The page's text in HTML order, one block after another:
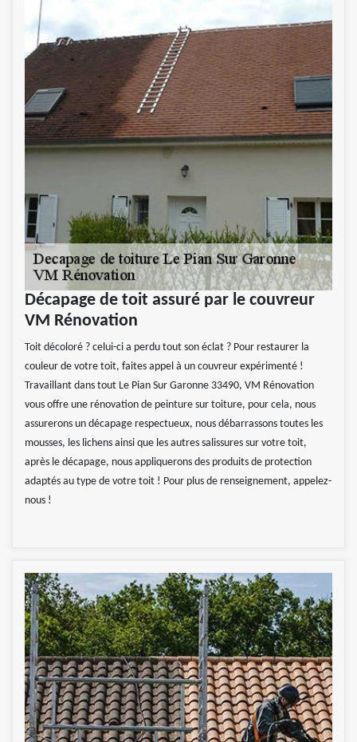
Décapage de toit assuré par le couvreur
VM Rénovation
Toit décoloré ? celui-ci a perdu tout son éclat ? Pour restaurer la
couleur de votre toit, faites appel à un couvreur expérimenté !
Travaillant dans tout Le Pian Sur Garonne 33490, VM Rénovation
vous offre une rénovation de peinture sur toiture, pour cela, nous
assurerons un décapage respectueux, nous débarrassons toutes les
mousses, les lichens ainsi que les autres salissures sur votre toit,
après le décapage, nous appliquerons des produits de protection
adaptés au type de votre toit ! Pour plus de renseignement, appelez-
nous !